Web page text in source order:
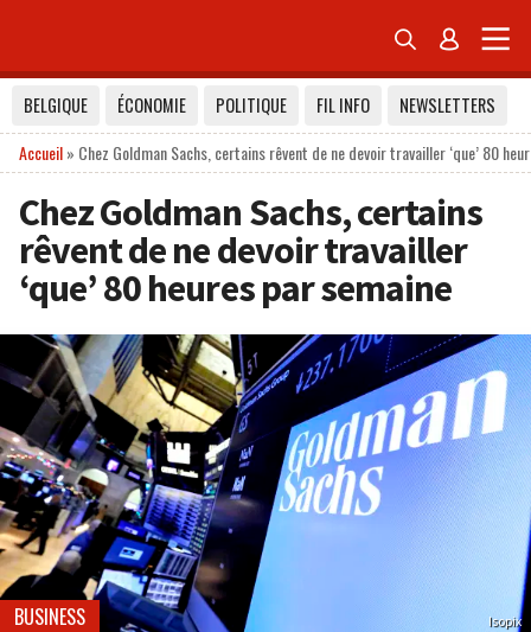
 
BELGIQUE ÉCONOMIE POLITIQUE FIL INFO
NEWSLETTERS
Accueil» Chez Goldman Sachs, certains rêvent de ne devoir travailler ‘que’ 80
Chez Goldman Sachs, certains
rêvent de ne devoir travailler
‘que’ 80 heures par semaine
Isopix
BUSINESS